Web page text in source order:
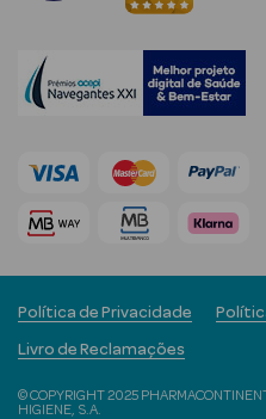
Rosto e
Ver Tudo
Rosto
Hidratantes
Creme de Olhos
envelhecimento
© COPYRIGHT 2025
HIGIENE, S.A.
Política de Privacidade
Livro de Reclamações